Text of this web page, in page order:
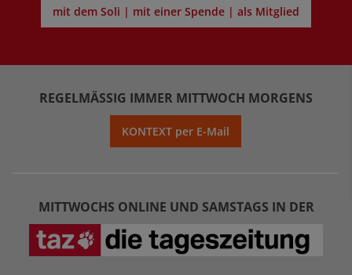
mit dem Soli | mit einer Spende | als Mitglied
REGELMÄSSIG IMMER MITTWOCH MORGENS
KONTEXT per E-Mail
MITTWOCHS ONLINE UND SAMSTAGS IN DER